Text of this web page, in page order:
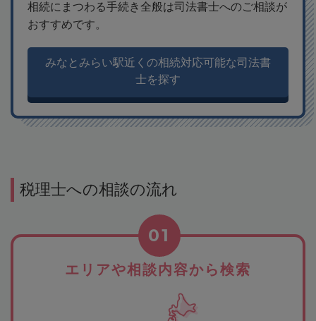
相続にまつわる手続き全般は司法書士へのご相談が
おすすめです。
みなとみらい駅近くの相続対応可能な司法書
士を探す
税理士への相談の流れ
エリアや相談内容から検索
01